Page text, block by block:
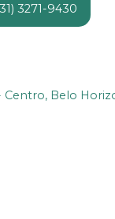
3271-9430
- Centro, Belo